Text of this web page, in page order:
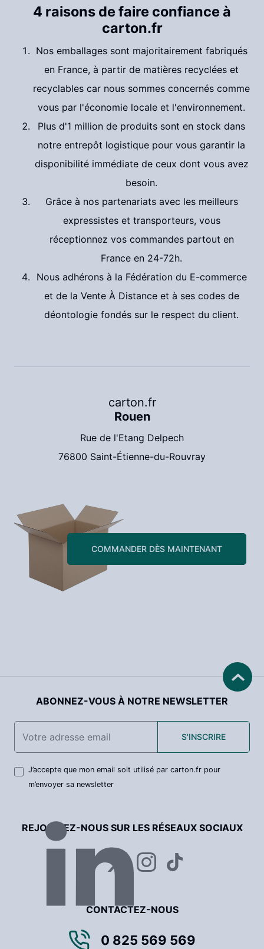
4 raisons de faire confiance à
carton.fr
Nos emballages sont majoritairement fabriqués
en France, à partir de matières recyclées et
recyclables car nous sommes concernés comme
vous par l'économie locale et l'environnement.
Plus d'1 million de produits sont en stock dans
notre entrepôt logistique pour vous garantir la
disponibilité immédiate de ceux dont vous avez
besoin.
Grâce à nos partenariats avec les meilleurs
expressistes et transporteurs, vous
réceptionnez vos commandes partout en
France en 24-72h.
Nous adhérons à la Fédération du E-commerce
et de la Vente À Distance et à ses codes de
déontologie fondés sur le respect du client.
carton.fr
Rouen
Rue de l'Etang Delpech
76800 Saint-Étienne-du-Rouvray
COMMANDER DÈS MAINTENANT
ABONNEZ-VOUS À NOTRE NEWSLETTER
S'INSCRIRE
J’accepte que mon email soit utilisé par carton.fr pour
m’envoyer sa newsletter
REJOIGNEZ-NOUS SUR LES RÉSEAUX SOCIAUX
CONTACTEZ-NOUS
0 825 569 569